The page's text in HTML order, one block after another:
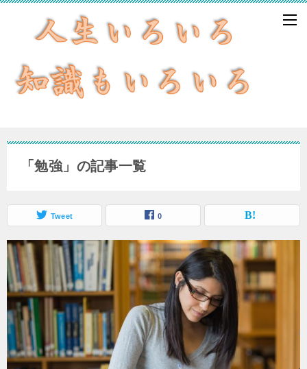
「勉強」の記事一覧
Tweet 0